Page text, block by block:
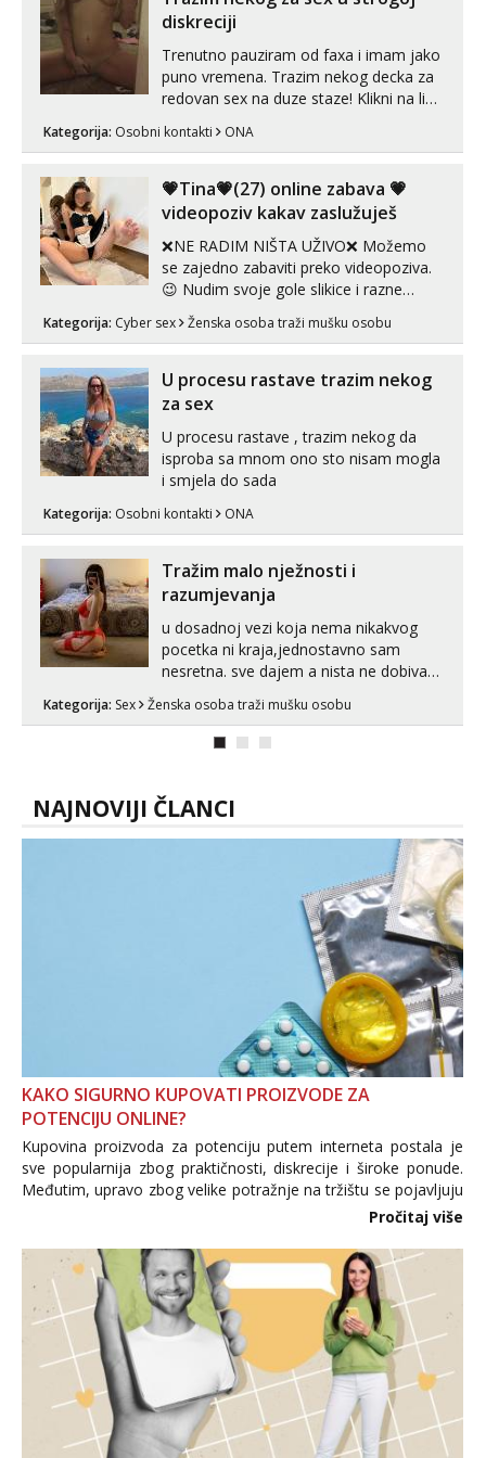
spremna za ONLOINE zabavu...
diskreciji
Trenutno pauziram od faxa i imam jako
puno vremena. Trazim nekog decka za
redovan sex na duze staze! Klikni na link
Kategorija: Osobni kontakti ONA
💗Tina💗(27) online zabava 💗
videopoziv kakav zaslužuješ
❌NE RADIM NIŠTA UŽIVO❌ Možemo
se zajedno zabaviti preko videopoziva.
😉 Nudim svoje gole slikice i razne
videouradke. 🤩 Za online zabavu pošalji
poruku na Whatsapp, Telegram ili Viber.
autentičnosti možeš me vidjeti na
Kategorija: Cyber sex Ženska osoba traži mušku osobu
U procesu rastave trazim nekog
za sex
U procesu rastave , trazim nekog da
isproba sa mnom ono sto nisam mogla
i smjela do sada
Kategorija: Osobni kontakti ONA
Tražim malo nježnosti i
razumjevanja
u dosadnoj vezi koja nema nikakvog
pocetka ni kraja,jednostavno sam
nesretna. sve dajem a nista ne dobivam
zadovoljiti moje potrebe,ne trazim puno
samo malo njeznosti i razumjevanja.
muskar...
Kategorija: Sex Ženska osoba traži mušku osobu
NAJNOVIJI ČLANCI
KAKO SIGURNO KUPOVATI PROIZVODE ZA
POTENCIJU ONLINE?
Kupovina proizvoda za potenciju putem interneta postala je
sve popularnija zbog praktičnosti, diskrecije i široke ponude.
Međutim, upravo zbog velike potražnje na tržištu se pojavljuju
i brojni krivotvoreni proizvodi, nepouzdane internetske
Pročitaj više